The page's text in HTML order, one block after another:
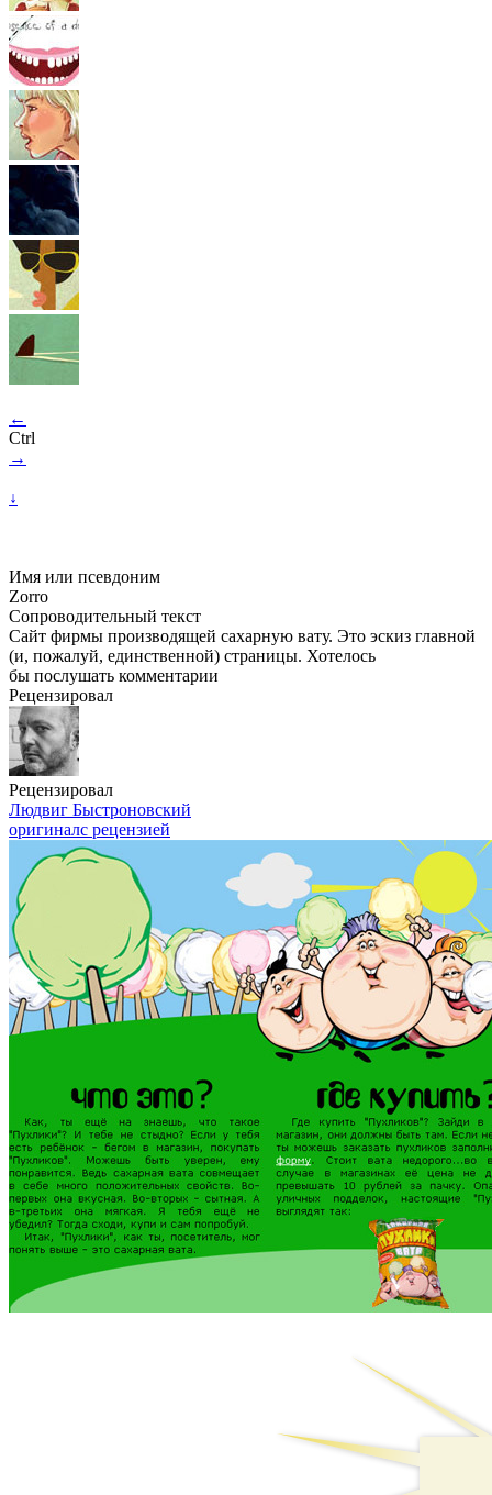
←
Ctrl
→
↓
Имя или псевдоним
Zorro
Сопроводительный текст
Сайт фирмы производящей сахарную вату. Это эскиз главной
(и, пожалуй, единственной) страницы. Хотелось
бы послушать комментарии
Рецензировал
Рецензировал
Людвиг Быстроновский
оригиналс рецензией